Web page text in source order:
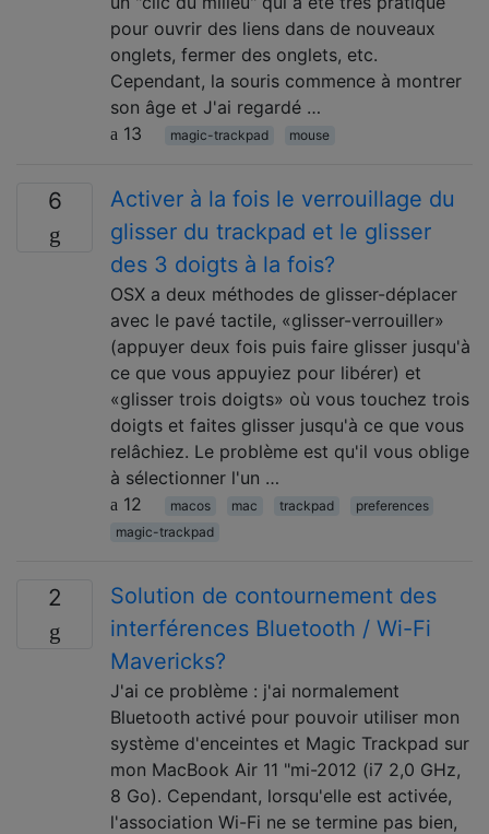
pour ouvrir des liens dans de nouveaux
onglets, fermer des onglets, etc.
Cependant, la souris commence à montrer
son âge et J'ai regardé …
13
magic-trackpad mouse
6
Activer à la fois le verrouillage du
glisser du trackpad et le glisser
des 3 doigts à la fois?
OSX a deux méthodes de glisser-déplacer
avec le pavé tactile, «glisser-verrouiller»
(appuyer deux fois puis faire glisser jusqu'à
ce que vous appuyiez pour libérer) et
«glisser trois doigts» où vous touchez trois
doigts et faites glisser jusqu'à ce que vous
relâchiez. Le problème est qu'il vous oblige
à sélectionner l'un …
12
macos mac trackpad
preferences
magic-trackpad
2
Solution de contournement des
interférences Bluetooth / Wi-Fi
Mavericks?
J'ai ce problème : j'ai normalement
Bluetooth activé pour pouvoir utiliser mon
système d'enceintes et Magic Trackpad sur
mon MacBook Air 11 "mi-2012 (i7 2,0 GHz,
8 Go). Cependant, lorsqu'elle est activée,
l'association Wi-Fi ne se termine pas bien,